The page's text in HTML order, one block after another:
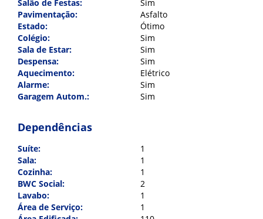
Salão de Festas:
Sim
Pavimentação:
Asfalto
Estado:
Ótimo
Colégio:
Sim
Sala de Estar:
Sim
Despensa:
Sim
Aquecimento:
Elétrico
Alarme:
Sim
Garagem Autom.:
Sim
Dependências
Suíte:
1
Sala:
1
Cozinha:
1
BWC Social:
2
Lavabo:
1
Área de Serviço:
1
Nome:*
E-mail: *
Cadastre-se para salvar seus
imóveis
Preencha seu e-mail: *